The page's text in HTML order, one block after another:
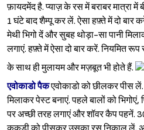
फ़ायदमेंद है. प्याज़ के रस में बराबर मात्रा में
1 घंटे बाद शैम्पू कर लें. ऐसा हफ़्ते में दो बार
मेथी भिगो दें और सुबह थोड़ा-सा पानी
लगाएं. हफ़्ते में ऐसा दो बार करें. नियमित
के साथ ही मुलायम और मज़बूत भी होते हैं.
एवोकाडो पैकएवोकाडो को छीलकर पीस
मिलाकर पेस्ट बनाएं. पहले बालों को
पर अच्छी तरह लगाएं और शॉवर कैप पहनें.